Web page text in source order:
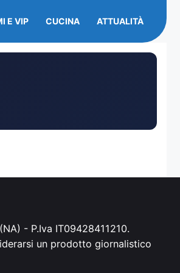
E VIP CUCINA ATTUALITÀ
- P.Iva IT09428411210.
un prodotto giornalistico